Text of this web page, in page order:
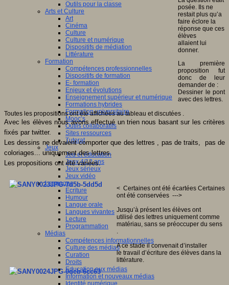
Outils pour la classe
Arts et Culture
Art
Cinéma
Culture
Culture et numérique
Dispositifs de médiation
Littérature
Formation
Compétences professionnelles
Dispositifs de formation
E- formation
Enjeux et évolutions
Enseignement supérieur et numérique
Formations hybrides
Formation universitaire
Mooc’s
Outils collaboratifs
Sites ressources
Tutorat
Jeux
Jeu et éducation
Jeux 4/12 ans
Jeux sérieux
Jeux vidéo
Langages
Ecriture
Humour
Langue orale
Langues vivantes
Lecture
Programmation
Médias
Compétences informationnelles
Culture des médias
Curation
Droits
Education aux médias
Information et nouveaux médias
Identité numérique
posée. Ils ne
restait plus qu’a
faire éclore la
réponse que ces
élèves
allaient lui
donner.
La première
proposition fut
donc de leur
demander de :
Dessiner le pont
avec des lettres.
Toutes les propositions ont été affichées au tableau et discutées .
Avec les élèves nous avonseffectué un trien nous basant sur les critères
fixés par twitter.
Les dessins ne devaient comporter que des lettres , pas de traits
pas de
coloriages... uniquement des lettres.
Les propositions ont été variées.
< Certaines ont été écartées Certaines
ont été conservées --->
Jusqu’à présent les élèves ont
utilisé des lettres uniquement comme
matériau, sans se préoccuper du sens
.
A ce stade il convenait d’installer
le travail d’écriture des élèves dans la
littérature.